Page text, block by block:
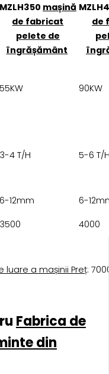
MZLH350 mașină
de fabricat
pelete de
îngrășământ
de
55KW 90KW
3-4 T/H 5-6 T/
6-12mm
6-
3500
4000
luare a mașinii Preț:
Fabrica de
din